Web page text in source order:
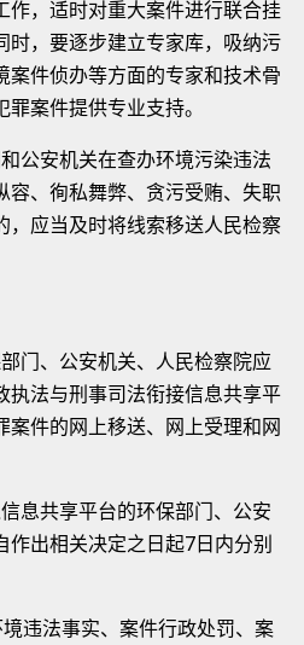
作，适时对重大案件进行联合挂
时，要逐步建立专家库，吸纳污
案件侦办等方面的专家和技术骨
案件提供专业支持。
安机关在查办环境污染违法
容、徇私舞弊、贪污受贿、失职
，应当及时将线索移送人民检察
、公安机关、人民检察院应
执法与刑事司法衔接信息共享平
案件的网上移送、网上受理和网
共享平台的环保部门、公安
出相关决定之日起7日内分别
法事实、案件行政处罚、案